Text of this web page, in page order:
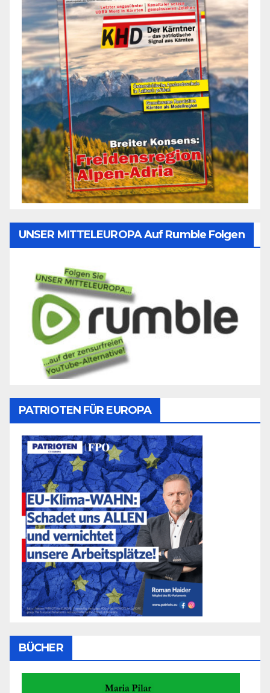
UNSER MITTELEUROPA Auf Rumble Folgen
PATRIOTEN FÜR EUROPA
BÜCHER